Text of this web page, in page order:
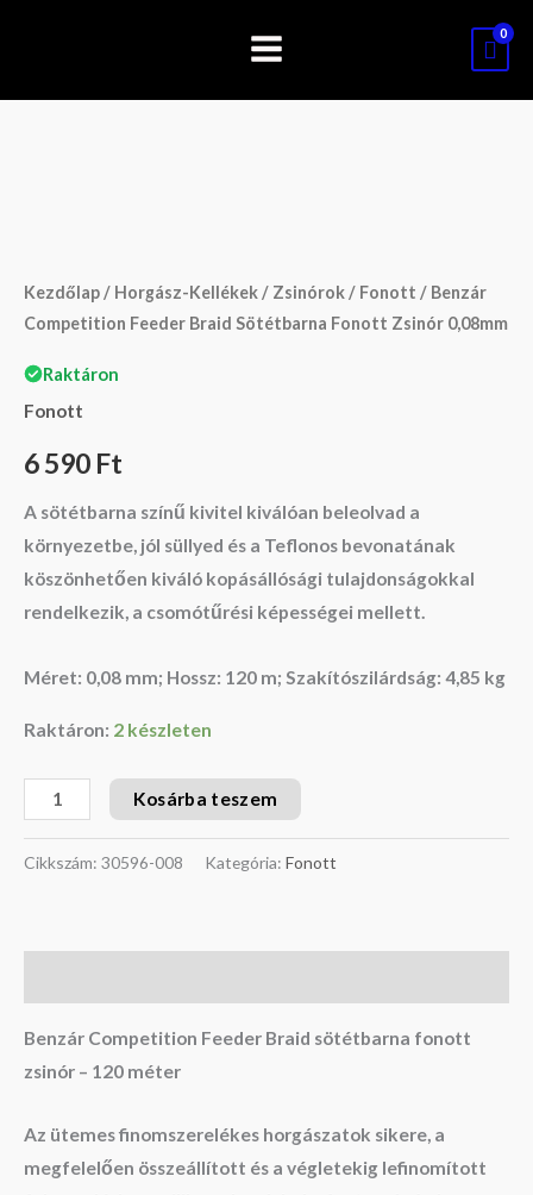
Kezdőlap/ Horgász-Kellékek/ Zsinórok/ Fonott / Benzár
Competition Feeder Braid Sötétbarna Fonott Zsinór 0,08mm
Raktáron
Fonott
6 590 Ft
A sötétbarna színű kivitel kiválóan beleolvad a
környezetbe, jól süllyed és a Teflonos bevonatának
köszönhetően kiváló kopásállósági tulajdonságokkal
rendelkezik, a csomótűrési képességei mellett.
Méret: 0,08 mm; Hossz: 120 m; Szakítószilárdság: 4,85 kg
Raktáron: 2 készleten
Braid
Sötétbarna
Zsinór
0,08mm
mennyiség
Kosárba teszem
Cikkszám: 30596-008 Kategória: Fonott
Benzár Competition Feeder Braid sötétbarna fonott
zsinór – 120 méter
Az ütemes finomszerelékes horgászatok sikere, a
megfelelően összeállított és a végletekig lefinomított